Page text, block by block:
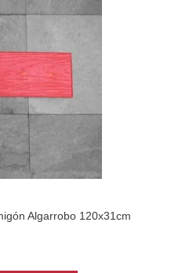
Algarrobo 120x31cm